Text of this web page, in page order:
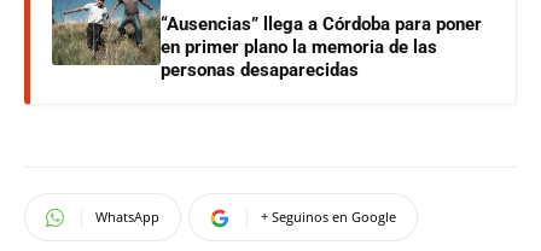
“Ausencias” llega a Córdoba para poner
en primer plano la memoria de las
personas desaparecidas
WhatsApp + Seguinos en Google